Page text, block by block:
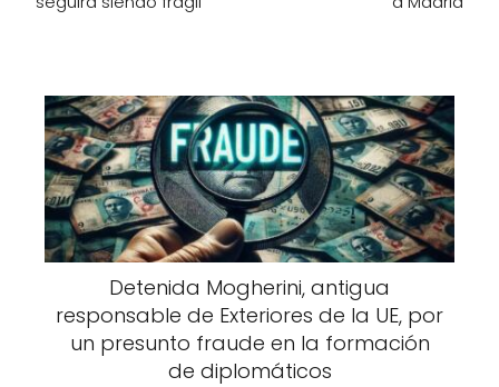
Detenida Mogherini, antigua
responsable de Exteriores de la UE, por
un presunto fraude en la formación
de diplomáticos